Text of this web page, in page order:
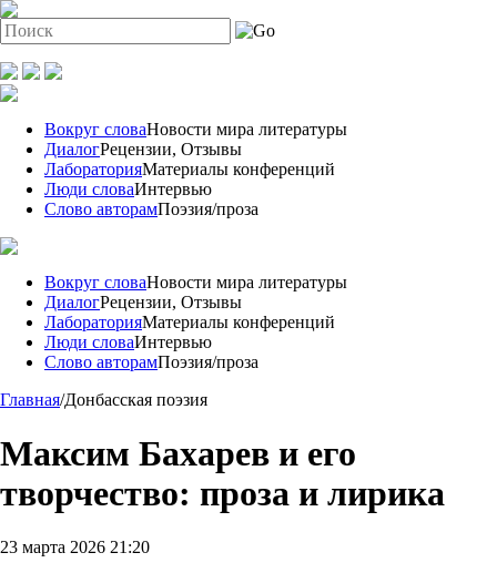
Вокруг словаНовости мира литературы
ДиалогРецензии, Отзывы
ЛабораторияМатериалы конференций
Люди словаИнтервью
Слово авторамПоэзия/проза
Вокруг словаНовости мира литературы
ДиалогРецензии, Отзывы
ЛабораторияМатериалы конференций
Люди словаИнтервью
Слово авторамПоэзия/проза
Главная/Донбасская поэзия
Максим Бахарев и его
творчество: проза и лирика
23 марта 2026 21:20